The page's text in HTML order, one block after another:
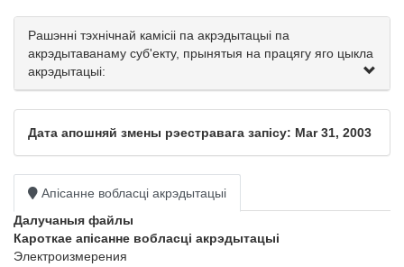
Рашэнні тэхнічнай камісіі па акрэдытацыі па
акрэдытаванаму суб'екту, прынятыя на працягу яго цыкла
акрэдытацыі:
Дата апошняй змены рэестравага запісу: Mar 31, 2003
Апісанне вобласці акрэдытацыі
Далучаныя файлы
Кароткае апісанне вобласці акрэдытацыі
Электроизмерения